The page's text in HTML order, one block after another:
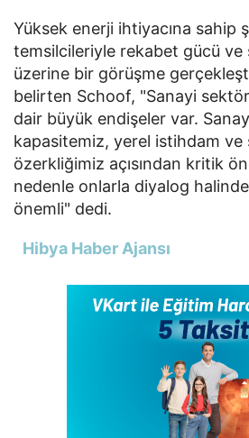
Yüksek enerji ihtiyacına sahip
temsilcileriyle rekabet gücü ve
üzerine bir görüşme
belirten Schoof, "Sanayi
dair büyük endişeler var.
kapasitemiz, yerel istihdam ve
özerkliğimiz açısından kritik
nedenle onlarla diyalog
önemli" dedi.
Hibya Haber Ajansı